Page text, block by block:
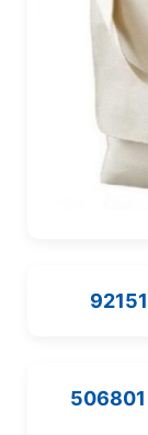
506801